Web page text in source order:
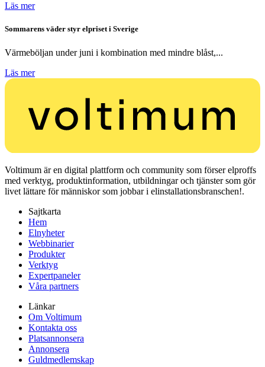
Läs mer
Sommarens väder styr elpriset i Sverige
Värmeböljan under juni i kombination med mindre blåst,...
Läs mer
Voltimum är en digital plattform och community som förser elproffs
med verktyg, produktinformation, utbildningar och tjänster som gör
livet lättare för människor som jobbar i elinstallationsbranschen!.
Sajtkarta
Hem
Elnyheter
Webbinarier
Produkter
Verktyg
Expertpaneler
Våra partners
Länkar
Om Voltimum
Kontakta oss
Platsannonsera
Annonsera
Guldmedlemskap